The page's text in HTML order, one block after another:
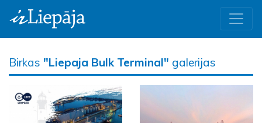
Birkas "Liepaja Bulk Terminal" galerijas